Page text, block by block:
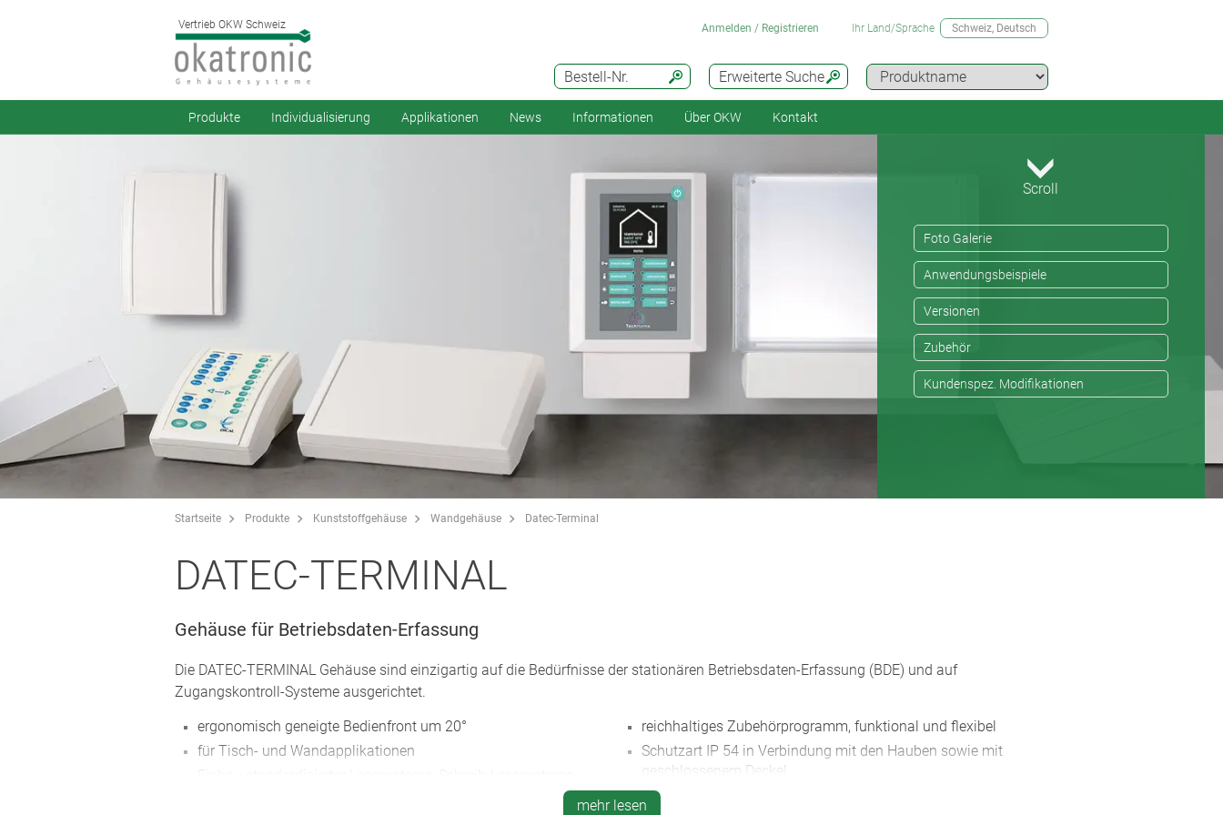
Vertrieb OKW Schweiz
Erweiterte Suche
Bestell-Nr.
Anmelden / Registrieren Ihr Land/Sprache Schweiz, Deutsch
Produkte Individualisierung Applikationen News Informationen Über OKW Kontakt
Scroll
Foto Galerie
Anwendungsbeispiele
Versionen
Zubehör
Kundenspez. Modifikationen
Startseite Produkte Kunststoffgehäuse Wandgehäuse Datec-Terminal
DATEC-TERMINAL
Gehäuse für Betriebsdaten-Erfassung
Die DATEC-TERMINAL Gehäuse sind einzigartig auf die Bedürfnisse der stationären Betriebsdaten-Erfassung (BDE) und auf
Zugangskontroll-Systeme ausgerichtet.
ergonomisch geneigte Bedienfront um 20°
für Tisch- und Wandapplikationen
reichhaltiges Zubehörprogramm, funktional und flexibel
Schutzart IP 54 in Verbindung mit den Hauben sowie mit
geschlossenem Deckel
verdeckte Wandmontage mit Abnahme-Sicherung
mehr lesen